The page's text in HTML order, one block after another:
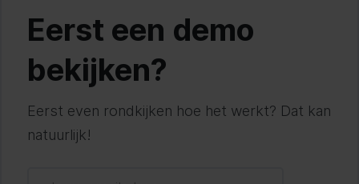
Eerst een demo
bekijken?
Eerst even rondkijken hoe het werkt? Dat kan
natuurlijk!